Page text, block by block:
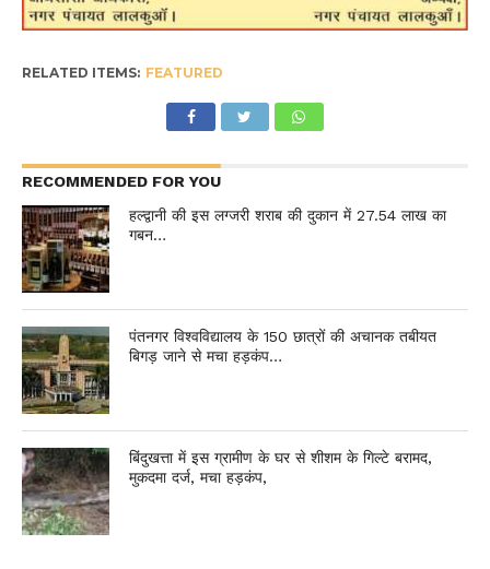
RELATED ITEMS: FEATURED
RECOMMENDED FOR YOU
हल्द्वानी की इस लग्जरी शराब की दुकान में 27.54 लाख का
गबन…
पंतनगर विश्वविद्यालय के 150 छात्रों की अचानक तबीयत
बिगड़ जाने से मचा हड़कंप…
बिंदुखत्ता में इस ग्रामीण के घर से शीशम के गिल्टे बरामद,
मुकदमा दर्ज, मचा हड़कंप,